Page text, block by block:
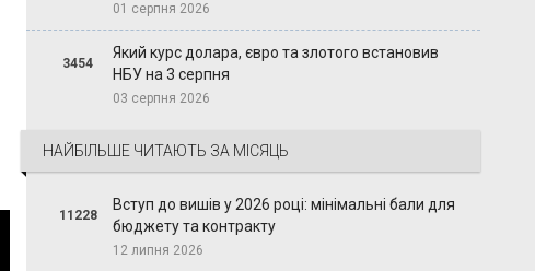
01 серпня 2026
3454
Який курс долара, євро та злотого встановив
НБУ на 3 серпня
03 серпня 2026
НАЙБІЛЬШЕ ЧИТАЮТЬ ЗА МІСЯЦЬ
11228
Вступ до вишів у 2026 році: мінімальні бали для
бюджету та контракту
12 липня 2026